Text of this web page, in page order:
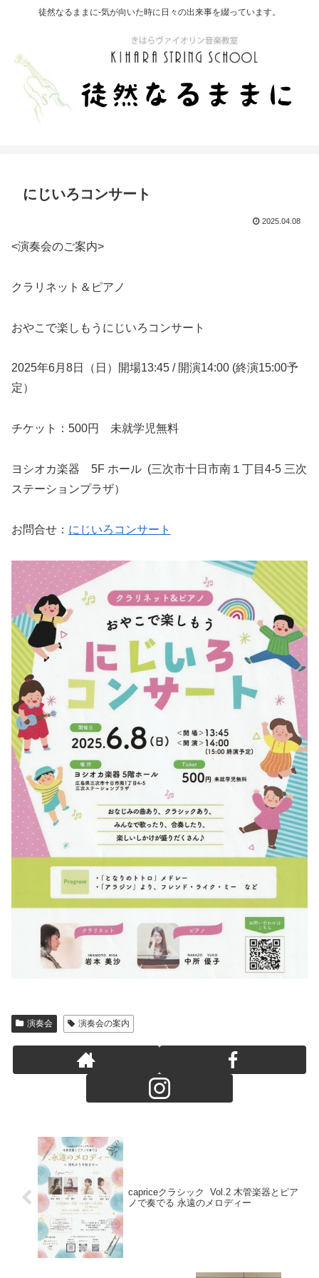
徒然なるままに-気が向いた時に日々の出来事を綴っています。
にじいろコンサート
2025.04.08
<演奏会のご案内>
クラリネット＆ピアノ
おやこで楽しもうにじいろコンサート
2025年6月8日（日）開場13:45 / 開演14:00 (終演15:00予
定）
チケット：500円 未就学児無料
ヨシオカ楽器 5F ホール (三次市十日市南１丁目4-5 三次
ステーションプラザ）
お問合せ： にじいろコンサート
演奏会 演奏会の案内
capriceクラシック Vol.2 木管楽器とピア
ノで奏でる 永遠のメロディー